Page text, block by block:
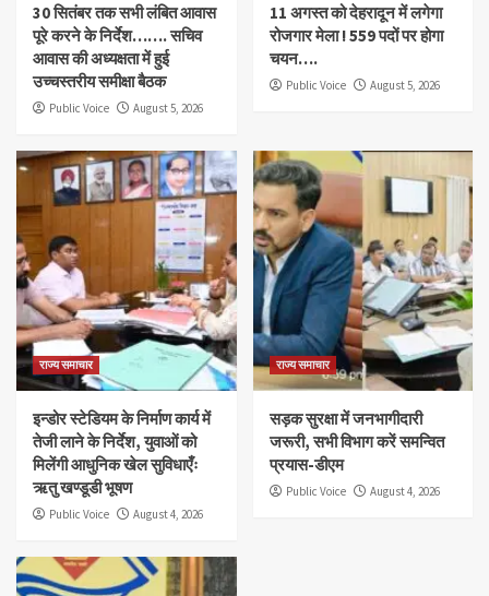
30 सितंबर तक सभी लंबित आवास
पूरे करने के निर्देश……. सचिव
आवास की अध्यक्षता में हुई
उच्चस्तरीय समीक्षा बैठक
Public Voice August 5, 2026
11 अगस्त को देहरादून में लगेगा
रोजगार मेला ! 559 पदों पर होगा
चयन….
Public Voice August 5, 2026
राज्य समाचार
इन्डोर स्टेडियम के निर्माण कार्य में
तेजी लाने के निर्देश, युवाओं को
मिलेंगी आधुनिक खेल सुविधाएँः
ऋतु खण्डूडी भूषण
Public Voice August 4, 2026
राज्य समाचार
सड़क सुरक्षा में जनभागीदारी
जरूरी, सभी विभाग करें समन्वित
प्रयास-डीएम
Public Voice August 4, 2026